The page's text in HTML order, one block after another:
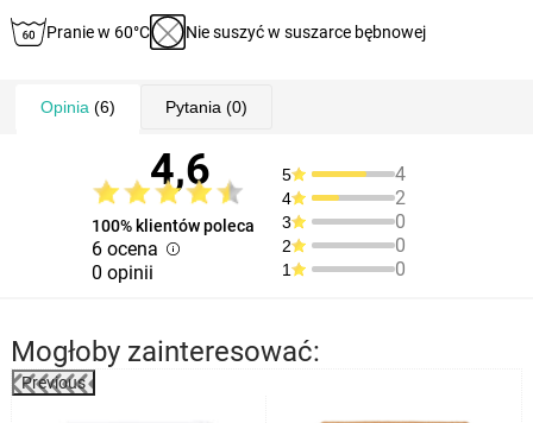
Pranie w 60°C Nie suszyć w suszarce bębnowej
Opinia (6) Pytania (0)
4,6
100% klientów poleca
6 ocena
0 opinii
5 4
4 2
3 0
2 0
1 0
Mogłoby zainteresować:
Previous